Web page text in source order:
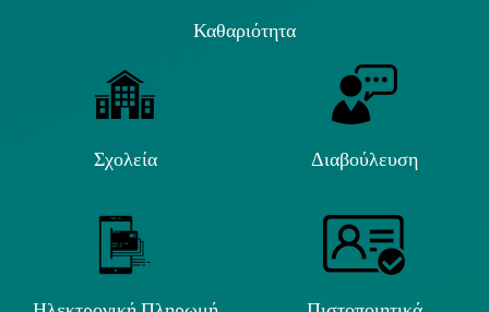
Καθαριότητα
Σχολεία Διαβούλευση